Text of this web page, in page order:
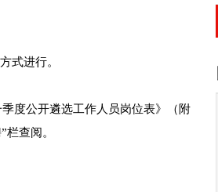
式进行。
度公开遴选工作人员岗位表》（附
查阅。